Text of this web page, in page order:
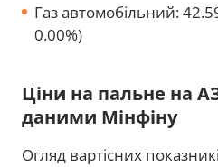
Газ автомобільний:
0.00%)
Ціни на пальне на
даними Мінфіну
Огляд вартісних